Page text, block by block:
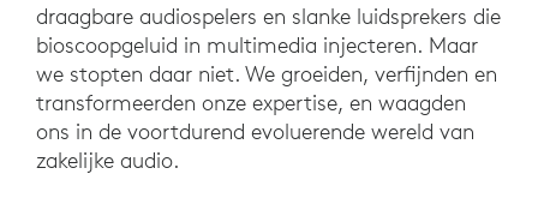
draagbare audiospelers en slanke luidsprekers die
bioscoopgeluid in multimedia injecteren. Maar
we stopten daar niet. We groeiden, verfijnden en
transformeerden onze expertise, en waagden
ons in de voortdurend evoluerende wereld van
zakelijke audio.